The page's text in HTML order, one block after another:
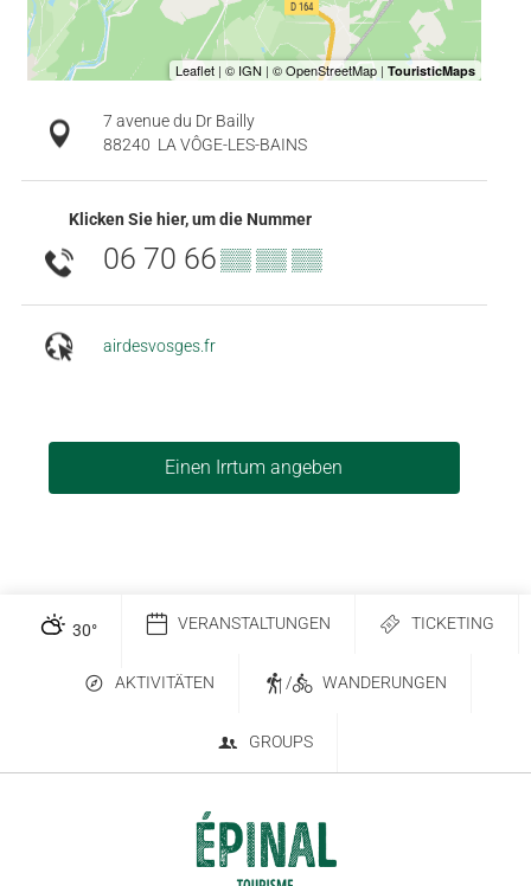
7 avenue du Dr Bailly
88240 LA VÔGE-LES-BAINS
Klicken Sie hier, um die Nummer
06 70 66▒▒ ▒▒ ▒▒
airdesvosges.fr
Einen Irrtum angeben
30° VERANSTALTUNGEN TICKETING
AKTIVITÄTEN / WANDERUNGEN
GROUPS